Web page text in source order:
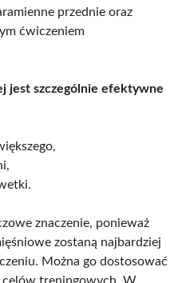
przednie oraz
ćwiczeniem
jest szczególnie efektywne
znaczenie, ponieważ
zostaną najbardziej
Można go dostosować